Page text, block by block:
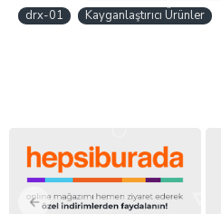
drx-01
Kayganlaştırıcı Ürünler